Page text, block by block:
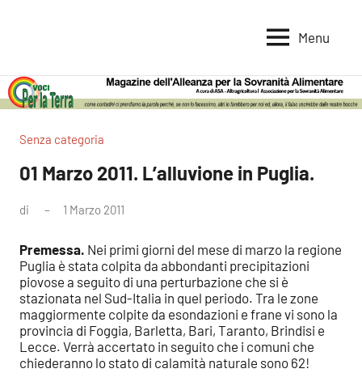
per
la
Terra
per
la
Alimentare
Menu
Senza categoria
01 Marzo 2011. L’alluvione in Puglia.
di 1 Marzo 2011
Premessa. Nei primi giorni del mese di marzo la regione
Puglia è stata colpita da abbondanti precipitazioni
piovose a seguito di una perturbazione che si è
stazionata nel Sud-Italia in quel periodo. Tra le zone
maggiormente colpite da esondazioni e frane vi sono la
provincia di Foggia, Barletta, Bari, Taranto, Brindisi e
Lecce. Verrà accertato in seguito che i comuni che
chiederanno lo stato di calamità naturale sono 62!